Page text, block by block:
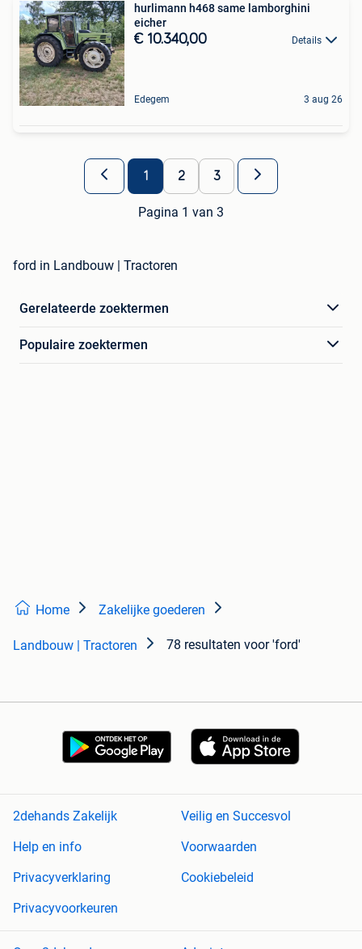
hurlimann h468 same lamborghini
eicher
€ 10.340,00 Details
Edegem 3 aug 26
1 2 3
Pagina 1 van 3
ford in Landbouw | Tractoren
Gerelateerde zoektermen
Populaire zoektermen
Home Zakelijke goederen
Landbouw | Tractoren 78 resultaten voor 'ford'
2dehands Zakelijk
Veilig en Succesvol
Help en info
Voorwaarden
Privacyverklaring
Cookiebeleid
Privacyvoorkeuren